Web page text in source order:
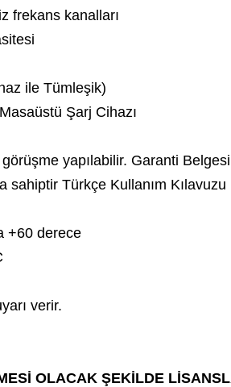
frekans kanalları
ile Tümleşik)
Masaüstü Şarj Cihazı
yapılabilir. Garanti Belgesi
sahiptir Türkçe Kullanım Kılavuzu
+60 derece
verir.
OLACAK ŞEKİLDE